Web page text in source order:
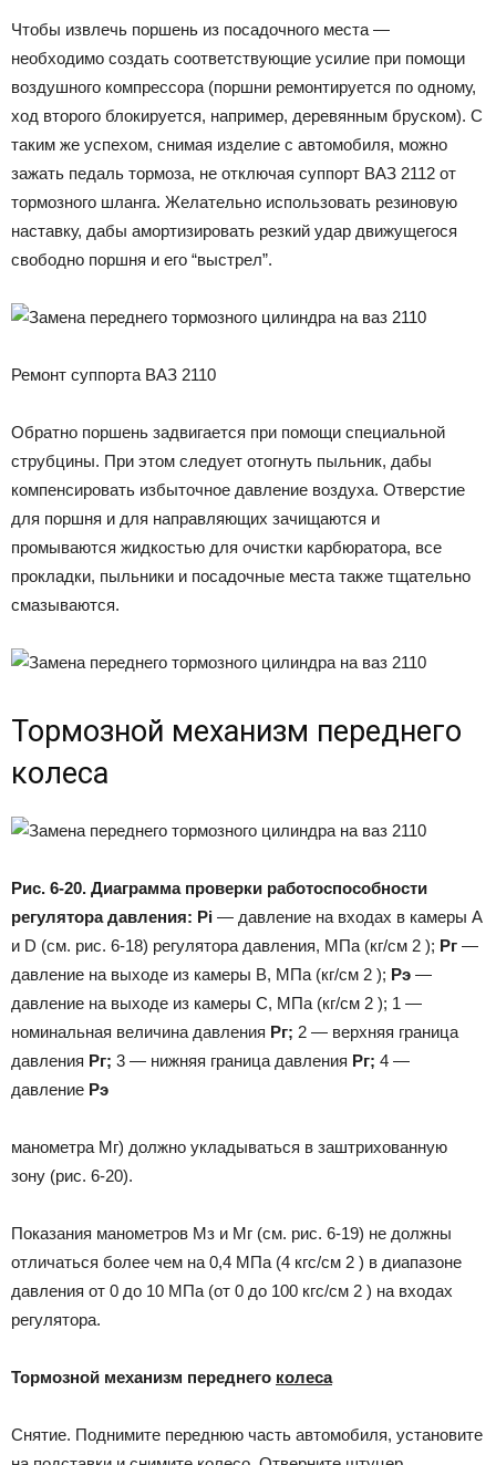
Чтобы извлечь поршень из посадочного места —
необходимо создать соответствующие усилие при помощи
воздушного компрессора (поршни ремонтируется по одному,
ход второго блокируется, например, деревянным бруском). С
таким же успехом, снимая изделие с автомобиля, можно
зажать педаль тормоза, не отключая суппорт ВАЗ 2112 от
тормозного шланга. Желательно использовать резиновую
наставку, дабы амортизировать резкий удар движущегося
свободно поршня и его “выстрел”.
Ремонт суппорта ВАЗ 2110
Обратно поршень задвигается при помощи специальной
струбцины. При этом следует отогнуть пыльник, дабы
компенсировать избыточное давление воздуха. Отверстие
для поршня и для направляющих зачищаются и
промываются жидкостью для очистки карбюратора, все
прокладки, пыльники и посадочные места также тщательно
смазываются.
Тормозной механизм переднего
колеса
Рис. 6-20. Диаграмма проверки работоспособности
регулятора давления: Pi — давление на входах в камеры А
и D (см. рис. 6-18) регулятора давления, МПа (кг/см 2 ); Рг —
давление на выходе из камеры В, МПа (кг/см 2 ); Рэ —
давление на выходе из камеры С, МПа (кг/см 2 ); 1 —
номинальная величина давления Рг; 2 — верхняя граница
давления Рг; 3 — нижняя граница давления Рг; 4 —
давление Рэ
манометра Мг) должно укладываться в заштрихованную
зону (рис. 6-20).
Показания манометров Мз и Мг (см. рис. 6-19) не должны
отличаться более чем на 0,4 МПа (4 кгс/см 2 ) в диапазоне
давления от 0 до 10 МПа (от 0 до 100 кгс/см 2 ) на входах
регулятора.
Тормозной механизм переднего колеса
Снятие. Поднимите переднюю часть автомобиля, установите